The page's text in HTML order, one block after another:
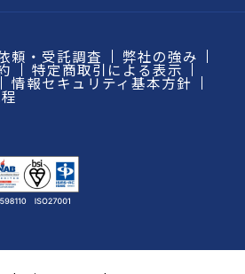
頼・受託調査 弊社の強み
特定商取引による表示
情報セキュリティ基本方針